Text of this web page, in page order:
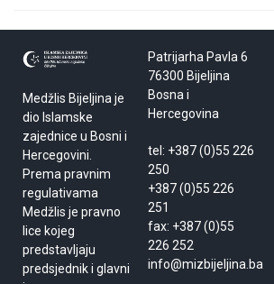
Medžlis Bijeljina je
dio Islamske
zajednice u Bosni i
Hercegovini.
Prema pravnim
regulativama
Medžlis je pravno
lice kojeg
predstavljaju
predsjednik i glavni
Patrijarha Pavla 6
76300 Bijeljina
Bosna i
Hercegovina
tel: +387 (0)55 226
250
+387 (0)55 226
251
fax: +387 (0)55
226 252
info@mizbijeljina.ba